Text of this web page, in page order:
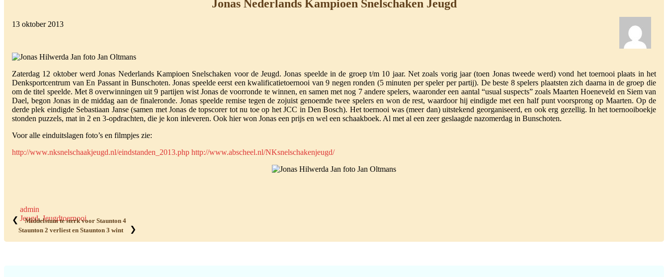
Jonas Nederlands Kampioen Snelschaken Jeugd
13 oktober 2013
Zaterdag 12 oktober werd Jonas Nederlands Kampioen Snelschaken voor de Jeugd. Jonas speelde in de groep t/m 10 jaar. Net zoals vorig jaar (toen Jonas tweede werd) vond het toernooi plaats in het
Denksportcentrum van En Passant in Bunschoten. Jonas speelde eerst een kwalificatietoernooi van 9 negen ronden (5 minuten per speler per partij). De beste 8 spelers plaatsten zich daarna in de groep die
om de titel speelde. Met 8 overwinningen uit 9 partijen wist Jonas de voorronde te winnen, en samen met nog 7 andere spelers, waaronder een aantal “usual suspects” zoals Maarten Hoeneveld en Siem van
Dael, begon Jonas in de middag aan de finaleronde. Jonas speelde remise tegen de zojuist genoemde twee spelers en won de rest, waardoor hij eindigde met een half punt voorsprong op Maarten. Op de
derde plek eindigde Sebastiaan Janse (samen met Jonas de topscorer tot nu toe op het JCC in Den Bosch). Het toernooi was (meer dan) uitstekend georganiseerd, en ook erg gezellig. In het toernooiboekje
stonden puzzels, mat in 2 en 3-opdrachten, die je kon inleveren. Ook hier won Jonas een prijs en wel een schaakboek. Al met al een zeer geslaagde nazomerdag in Bunschoten.
Voor alle einduitslagen foto’s en filmpjes zie:
http://www.nksnelschaakjeugd.nl/eindstanden_2013.php http://www.abscheel.nl/NKsnelschakenjeugd/
admin
Jeugd,Jeugdtoernooi
❮
Middelstum te sterk voor Staunton 4
Staunton 2 verliest en Staunton 3 wint
❯